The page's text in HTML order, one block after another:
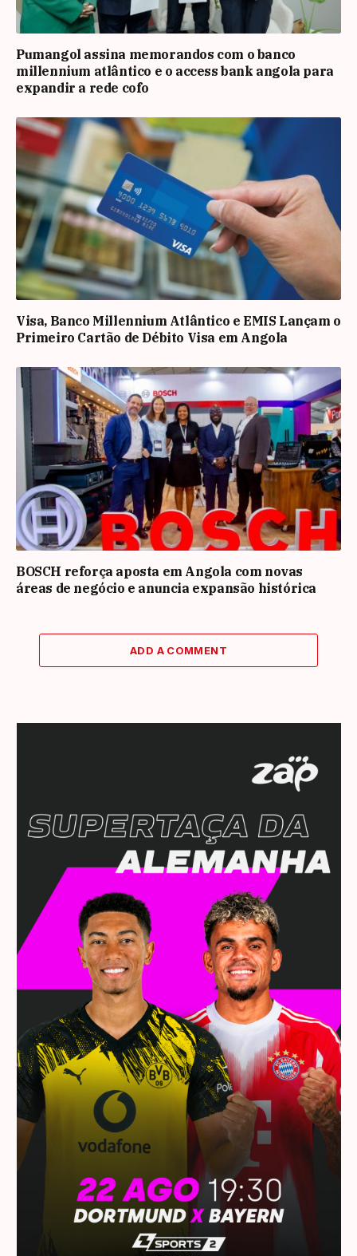
Pumangol assina memorandos com o banco
millennium atlântico e o access bank angola para
expandir a rede cofo
Visa, Banco Millennium Atlântico e EMIS Lançam o
Primeiro Cartão de Débito Visa em Angola
BOSCH reforça aposta em Angola com novas
áreas de negócio e anuncia expansão histórica
ADD A COMMENT